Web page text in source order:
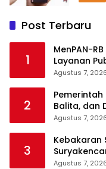
Post Terbaru
1
MenPAN-
Layanan
Agustus 7,
2
Pemerintah
Balita, dan
Agustus 7,
3
Kebakaran
Agustus 7,